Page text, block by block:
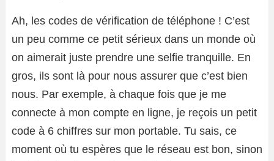
Ah, les codes de vérification de téléphone ! C’est
un peu comme ce petit sérieux dans un monde où
on aimerait juste prendre une selfie tranquille. En
gros, ils sont là pour nous assurer que c’est bien
nous. Par exemple, à chaque fois que je me
connecte à mon compte en ligne, je reçois un petit
code à 6 chiffres sur mon portable. Tu sais, ce
moment où tu espères que le réseau est bon, sinon